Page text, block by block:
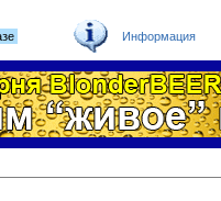
Информация